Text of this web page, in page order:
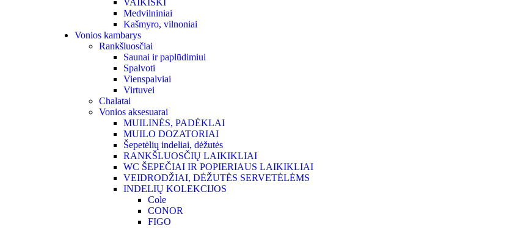
VAIKIŠKI
Medvilniniai
Kašmyro, vilnoniai
Vonios kambarys
Rankšluosčiai
Saunai ir paplūdimiui
Spalvoti
Vienspalviai
Virtuvei
Chalatai
Vonios aksesuarai
MUILINĖS, PADĖKLAI
MUILO DOZATORIAI
Šepetėlių indeliai, dėžutės
RANKŠLUOSČIŲ LAIKIKLIAI
WC ŠEPEČIAI IR POPIERIAUS LAIKIKLIAI
VEIDRODŽIAI, DĖŽUTĖS SERVETĖLĖMS
INDELIŲ KOLEKCIJOS
Cole
CONOR
FIGO